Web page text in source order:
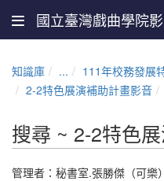
國立臺灣戲曲學院
知識庫 ...
111年校務發展
2-2特色展演補助計畫影音
搜尋 ~ 2-2特色
管理者：秘書室.張勝傑（可樂）